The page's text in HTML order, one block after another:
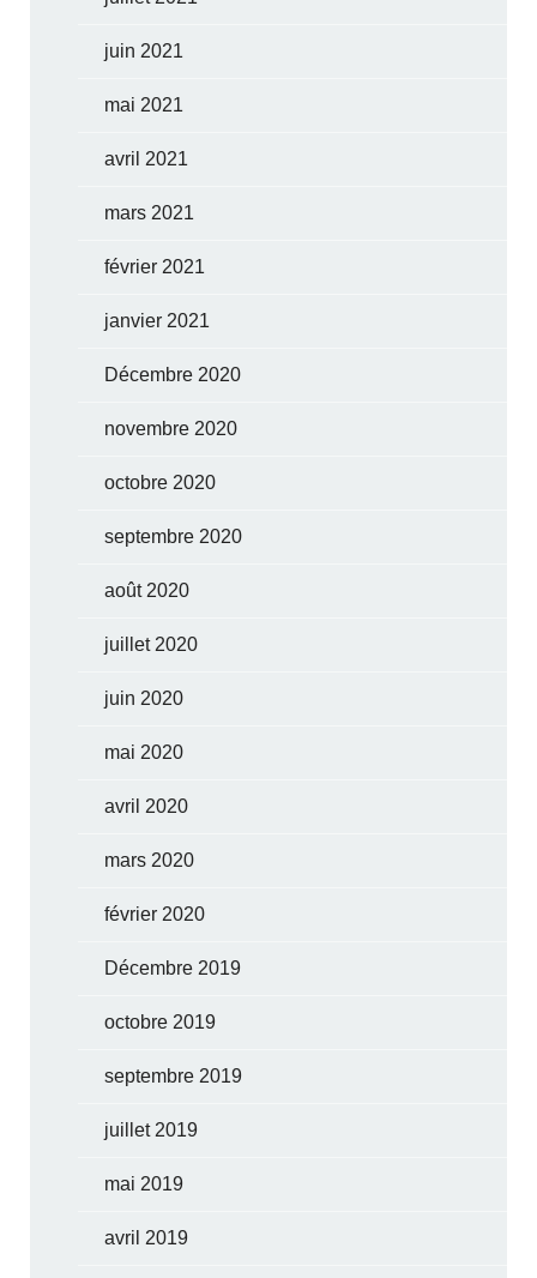
juin 2021
mai 2021
avril 2021
mars 2021
février 2021
janvier 2021
Décembre 2020
novembre 2020
octobre 2020
septembre 2020
août 2020
juillet 2020
juin 2020
mai 2020
avril 2020
mars 2020
février 2020
Décembre 2019
octobre 2019
septembre 2019
juillet 2019
mai 2019
avril 2019